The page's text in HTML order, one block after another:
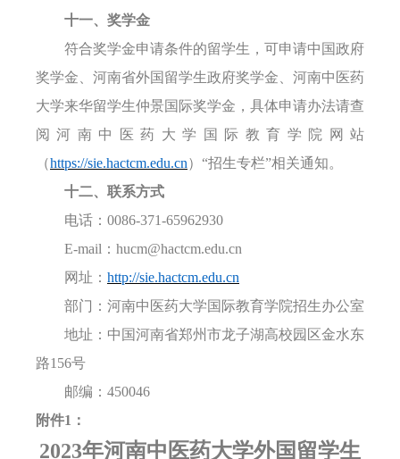
十一、奖学金
符合奖学金申请条件的留学生 ， 可申请中国政府
奖学金、河南省外国留学生政府奖学金
河南中医药
大学来华留学生仲景国际奖学金，具体申请办法请查
阅河南中医药大学
国际教育学院网站
（https://sie.hactcm.edu.cn） “招生专栏”相关通知。
十二、联系方式
电话： 0086-371-65962930
E-mail ： hucm@hactcm.edu.cn
网址： http://sie.hactcm.edu.cn
部门 ：河南中医药大学国际教育学院招生办公室
地址 ：中国河南省郑州市龙子湖高校园区金水东
路156号
邮编： 450046
附件1：
2023年河南中医药大学外国留学生